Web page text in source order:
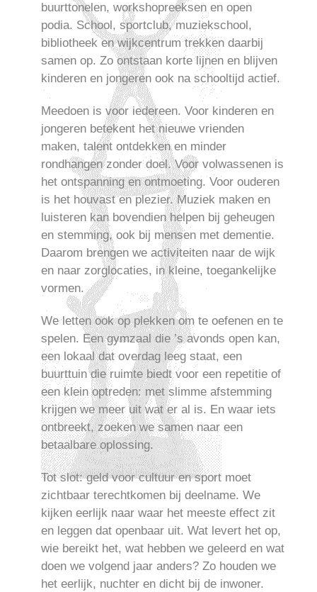
buurttonelen, workshopreeksen en open
podia. School, sportclub, muziekschool,
bibliotheek en wijkcentrum trekken daarbij
samen op. Zo ontstaan korte lijnen en blijven
kinderen en jongeren ook na schooltijd actief.
Meedoen is voor iedereen. Voor kinderen en
jongeren betekent het nieuwe vrienden
maken, talent ontdekken en minder
rondhangen zonder doel. Voor volwassenen is
het ontspanning en ontmoeting. Voor ouderen
is het houvast en plezier. Muziek maken en
luisteren kan bovendien helpen bij geheugen
en stemming, ook bij mensen met dementie.
Daarom brengen we activiteiten naar de wijk
en naar zorglocaties, in kleine, toegankelijke
vormen.
We letten ook op plekken om te oefenen en te
spelen. Een gymzaal die ’s avonds open kan,
een lokaal dat overdag leeg staat, een
buurttuin die ruimte biedt voor een repetitie of
een klein optreden: met slimme afstemming
krijgen we meer uit wat er al is. En waar iets
ontbreekt, zoeken we samen naar een
betaalbare oplossing.
Tot slot: geld voor cultuur en sport moet
zichtbaar terechtkomen bij deelname. We
kijken eerlijk naar waar het meeste effect zit
en leggen dat openbaar uit. Wat levert het op,
wie bereikt het, wat hebben we geleerd en wat
doen we volgend jaar anders? Zo houden we
het eerlijk, nuchter en dicht bij de inwoner.